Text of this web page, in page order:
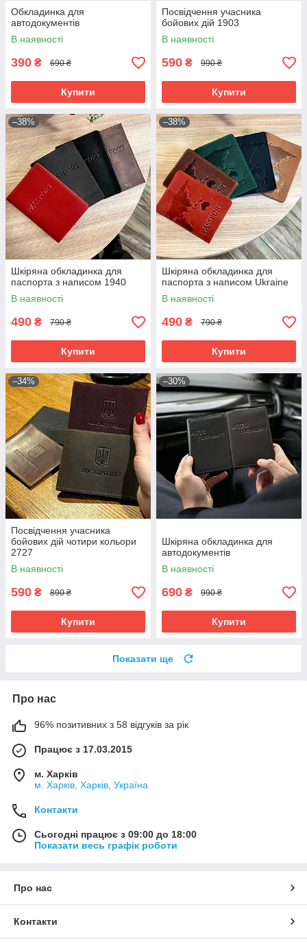
Обкладинка для
автодокументів
В наявності
390 ₴ 690 ₴
Купити
Посвідчення учасника
бойових дій 1903
В наявності
590 ₴ 990 ₴
Купити
–38%
Шкіряна обкладинка для
паспорта з написом 1940
В наявності
490 ₴ 790 ₴
Купити
–38%
Шкіряна обкладинка для
паспорта з написом Ukraine
В наявності
490 ₴ 790 ₴
Купити
–34%
Посвідчення учасника
бойових дій чотири кольори
2727
В наявності
590 ₴ 890 ₴
Купити
–30%
Шкіряна обкладинка для
автодокументів
В наявності
690 ₴ 990 ₴
Купити
Показати ще
Про нас
96% позитивних з 58 відгуків за рік
Працює з 17.03.2015
м. Харків
м. Харків, Харків, Україна
Контакти
Сьогодні працює з 09:00 до 18:00
Показати весь графік роботи
Про нас
Контакти